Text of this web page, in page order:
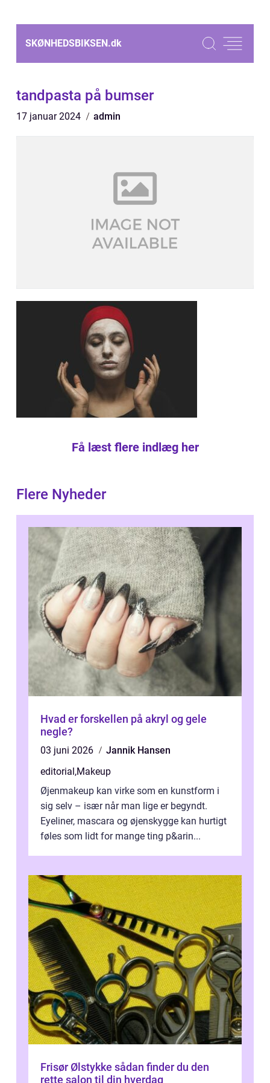
SKØNHEDSBIKSEN.dk
tandpasta på bumser
17 januar 2024 admin
Få læst flere indlæg her
Flere Nyheder
Hvad er forskellen på akryl og gele
negle?
03 juni 2026
Jannik Hansen
editorial,Makeup
Øjenmakeup kan virke som en kunstform i
sig selv – især når man lige er begyndt.
Eyeliner, mascara og øjenskygge kan hurtigt
føles som lidt for mange ting p&arin...
Frisør Ølstykke sådan finder du den
rette salon til din hverdag